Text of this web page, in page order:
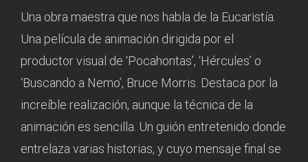
Una obra maestra que nos habla de la Eucaristía.
Una película de animación dirigida por el
productor visual de ‘Pocahontas’, ‘Hércules’ o
‘Buscando a Nemo’, Bruce Morris. Destaca por la
increíble realización, aunque la técnica de la
animación es sencilla. Un guión entretenido donde
entrelaza varias historias, y cuyo mensaje final se